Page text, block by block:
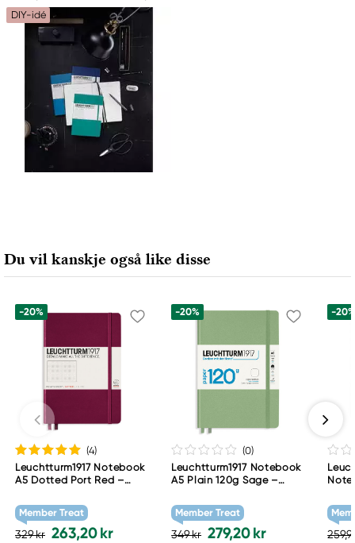
service@leuchtturm.com
DIY-idé
Du vil kanskje også like disse
-20%
(4)
Leuchtturm1917 Notebook
A5 Dotted Port Red –
Member Treat
329 kr 263,20 kr
-20%
(0)
Leuchtturm1917 Notebook
A5 Plain 120g Sage –
Member Treat
349 kr 279,20 kr
-